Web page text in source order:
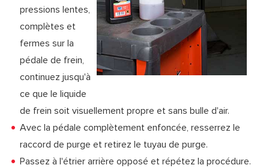
pressions lentes,
complètes et
fermes sur la
pédale de frein,
continuez jusqu'à
ce que le liquide
de frein soit visuellement propre et sans bulle d'air.
Avec la pédale complètement enfoncée, resserrez le
raccord de purge et retirez le tuyau de purge.
Passez à l'étrier arrière opposé et répétez la procédure.